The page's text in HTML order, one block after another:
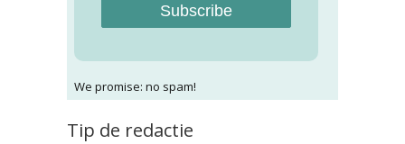
Subscribe
We promise: no spam!
Tip de redactie